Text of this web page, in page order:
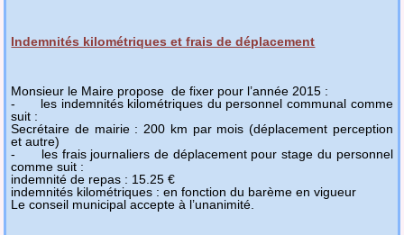
Indemnités kilométriques et frais de déplacement
Monsieur le Maire propose de fixer pour l’année 2015 :
- les indemnités kilométriques du personnel communal comme
suit :
Secrétaire de mairie : 200 km par mois (déplacement perception
et autre)
- les frais journaliers de déplacement pour stage du personnel
comme suit :
indemnité de repas : 15.25 €
indemnités kilométriques : en fonction du barème en vigueur
Le conseil municipal accepte à l’unanimité.